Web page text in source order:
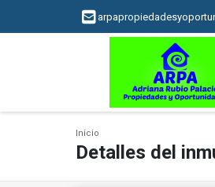
Inicio
Detalles del